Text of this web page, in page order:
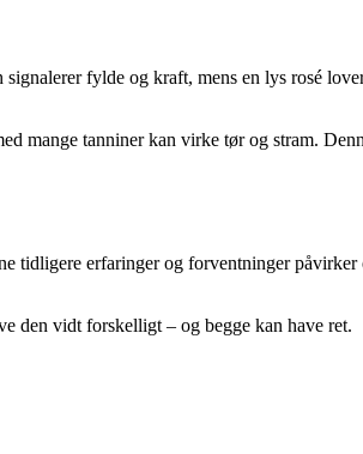
fylde og kraft, mens en lys rosé
mange tanniner kan virke tør og stram.
tidligere erfaringer og forventninger
den vidt forskelligt – og begge kan have ret.